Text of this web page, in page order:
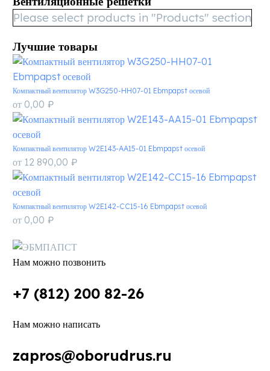
Please select products in "Products" section
Лучшие товары
Компактный вентилятор W3G250-HH07-01 Ebmpapst осевой
от 0,00 ₽
Компактный вентилятор W2E143-AA15-01 Ebmpapst осевой
от 12 890,00 ₽
Компактный вентилятор W2E142-CC15-16 Ebmpapst осевой
от 0,00 ₽
Нам можно позвонить
+7 (812) 200 82-26
Нам можно написать
zapros@oborudrus.ru